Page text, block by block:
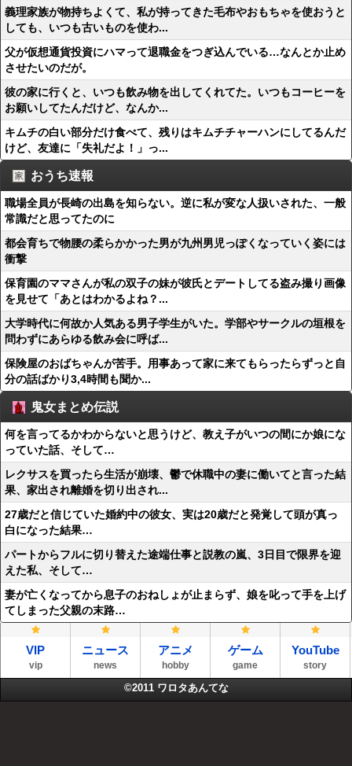
義理家族が物持ちよくて、私が持ってきた毛布やおもちゃを使おうと
しても、いつも古いものを使わ...
父が仮想通貨投資にハマって退職金をつぎ込んでいる…なんとか止め
させたいのだが。
彼の家に行くと、いつも飲み物を出してくれてた。いつもコーヒーを
お願いしてたんだけど、なんか...
キムチの白い部分だけ食べて、残りはキムチチャーハンにしてるんだ
けど、友達に「失礼だよ！」っ...
おうち速報
職場全員が長崎の出島を知らない。逆に私が変な人扱いされた、一般
常識だと思ってたのに
都会育ちで物腰の柔らかかった男が九州男児っぽくなっていく姿には
衝撃
保育園のママさんが私の双子の妹が彼氏とデートしてる盗み撮り画像
を見せて「あとはわかるよね？...
大学時代に何故か人気ある男子学生がいた。学部やサークルの垣根を
問わずにあらゆる飲み会に呼ば...
保険屋のおばちゃんが苦手。用事あって家に来てもらったらずっと自
分の話ばかり3,4時間も聞か...
鬼女まとめ伝説
何を言ってるかわからないと思うけど、教え子がいつの間にか娘にな
っていた話、そして…
レクサスを買ったら生活が崩壊、鬱で休職中の妻に働いてと言った結
果、家出され離婚を切り出され...
27歳だと信じていた婚約中の彼女、実は20歳だと発覚して頭が真っ
白になった結果…
パートからフルに切り替えた途端仕事と説教の嵐、3日目で限界を迎
えた私、そして…
妻が亡くなってから息子のおねしょが止まらず、娘を叱って手を上げ
てしまった父親の末路…
VIP
vip
ニュース
news
アニメ
hobby
ゲーム
game
YouTube
story
©2011 ワロタあんてな